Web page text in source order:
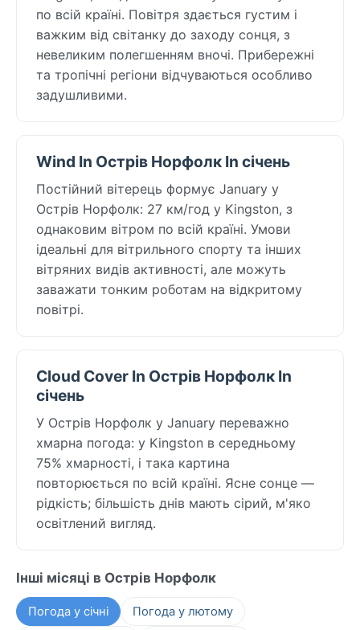
по всій країні. Повітря здається густим і
важким від світанку до заходу сонця, з
невеликим полегшенням вночі. Прибережні
та тропічні регіони відчуваються особливо
задушливими.
Wind In Острів Норфолк In січень
Постійний вітерець формує January у
Острів Норфолк: 27 км/год у Kingston, з
однаковим вітром по всій країні. Умови
ідеальні для вітрильного спорту та інших
вітряних видів активності, але можуть
заважати тонким роботам на відкритому
повітрі.
Cloud Cover In Острів Норфолк In
січень
У Острів Норфолк у January переважно
хмарна погода: у Kingston в середньому
75% хмарності, і така картина
повторюється по всій країні. Ясне сонце —
рідкість; більшість днів мають сірий, м'яко
освітлений вигляд.
Інші місяці в Острів Норфолк
Погода у січні Погода у лютому